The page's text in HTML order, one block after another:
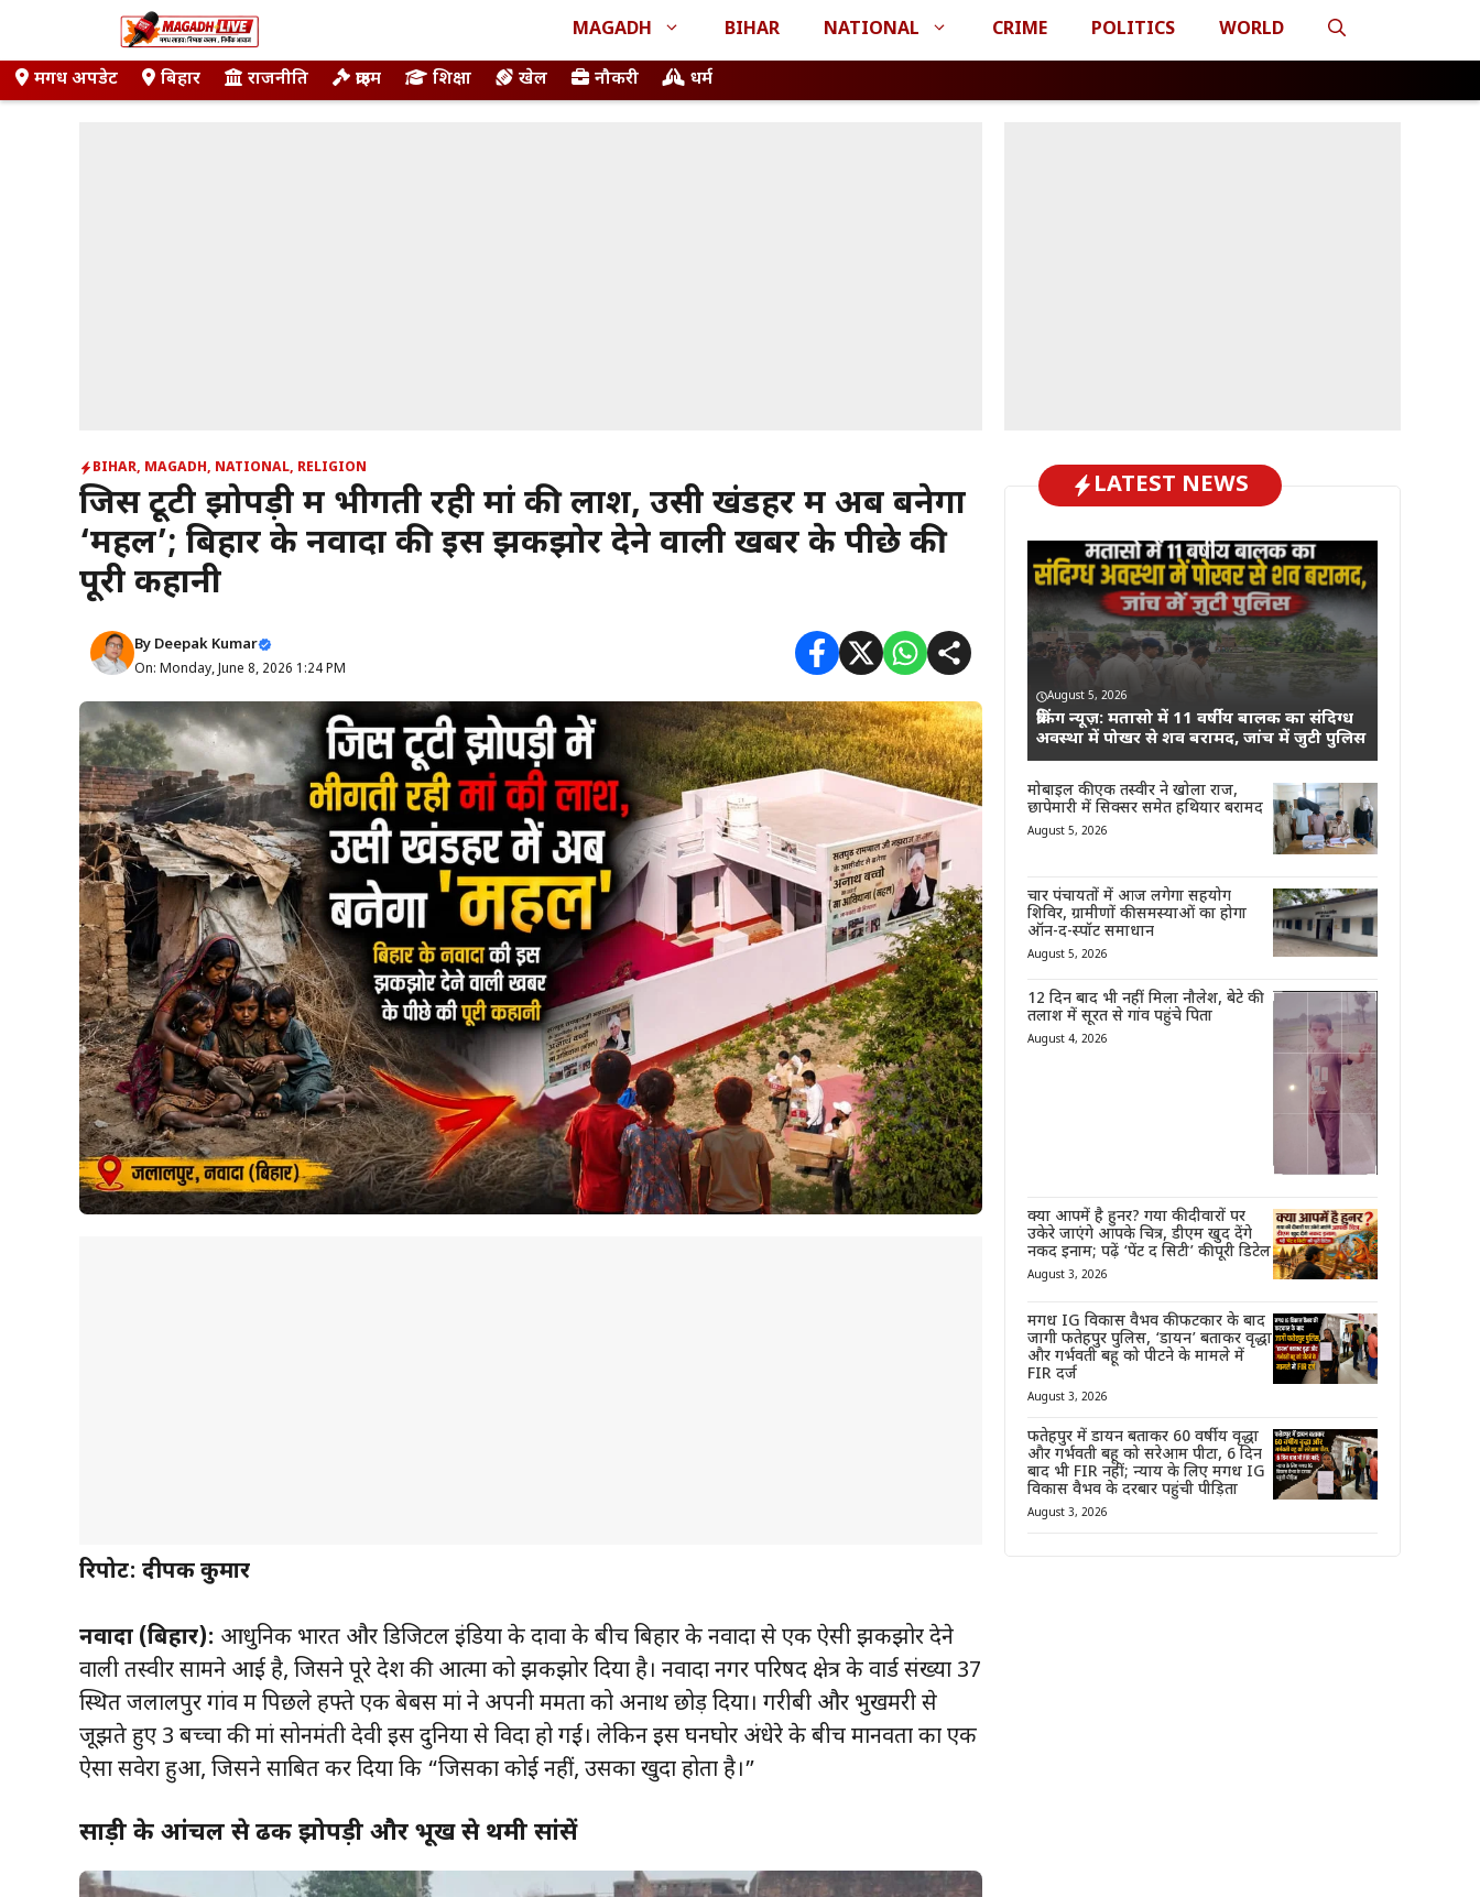
content
MAGADH BIHAR NATIONAL CRIME POLITICS WORLD
मगध अपडेट बिहार राजनीति क्राइम शिक्षा खेल नौकरी धर्म
BIHAR, MAGADH, NATIONAL, RELIGION
जिस टूटी झोपड़ी में भीगती रही मां की लाश, उसी खंडहर में अब बनेगा
‘महल’; बिहार के नवादा की इस झकझोर देने वाली खबर के पीछे की
पूरी कहानी
By Deepak Kumar
On: Monday, June 8, 2026 1:24 PM
रिपोर्ट: दीपक कुमार
नवादा (बिहार): आधुनिक भारत और डिजिटल इंडिया के दावों के बीच बिहार के नवादा से एक ऐसी झकझोर देने
वाली तस्वीर सामने आई है, जिसने पूरे देश की आत्मा को झकझोर दिया है। नवादा नगर परिषद क्षेत्र के वार्ड संख्या 37
स्थित जलालपुर गांव में पिछले हफ्ते एक बेबस मां ने अपनी ममता को अनाथ छोड़ दिया। गरीबी और भुखमरी से
जूझते हुए 3 बच्चों की मां सोनमंती देवी इस दुनिया से विदा हो गईं। लेकिन इस घनघोर अंधेरे के बीच मानवता का एक
ऐसा सवेरा हुआ, जिसने साबित कर दिया कि “जिसका कोई नहीं, उसका खुदा होता है।”
साड़ी के आंचल से ढकी झोपड़ी और भूख से थमी सांसें
LATEST NEWS
August 5, 2026
ब्रेकिंग न्यूज़: मतासो में 11 वर्षीय बालक का संदिग्ध
अवस्था में पोखर से शव बरामद, जांच में जुटी पुलिस
मोबाइल की एक तस्वीर ने खोला राज,
छापेमारी में सिक्सर समेत हथियार बरामद
August 5, 2026
चार पंचायतों में आज लगेगा सहयोग
शिविर, ग्रामीणों की समस्याओं का होगा
ऑन-द-स्पॉट समाधान
August 5, 2026
12 दिन बाद भी नहीं मिला नौलेश, बेटे की
तलाश में सूरत से गांव पहुंचे पिता
August 4, 2026
क्या आपमें है हुनर? गया की दीवारों पर
उकेरे जाएंगे आपके चित्र, डीएम खुद देंगे
नकद इनाम; पढ़ें ‘पेंट द सिटी’ की पूरी डिटेल
August 3, 2026
मगध IG विकास वैभव की फटकार के बाद
जागी फतेहपुर पुलिस, ‘डायन’ बताकर वृद्धा
और गर्भवती बहू को पीटने के मामले में
FIR दर्ज
August 3, 2026
फतेहपुर में डायन बताकर 60 वर्षीय वृद्धा
और गर्भवती बहू को सरेआम पीटा, 6 दिन
बाद भी FIR नहीं; न्याय के लिए मगध IG
विकास वैभव के दरबार पहुंची पीड़िता
August 3, 2026